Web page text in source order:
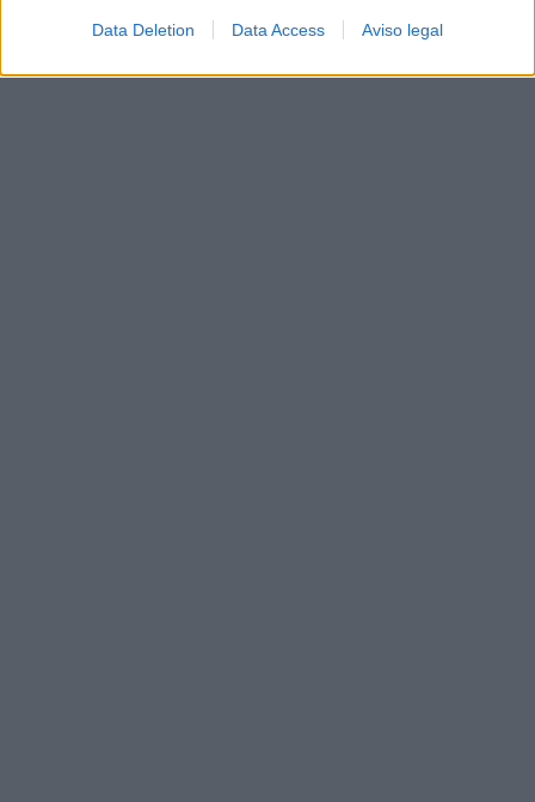
Data Deletion Data Access Aviso legal